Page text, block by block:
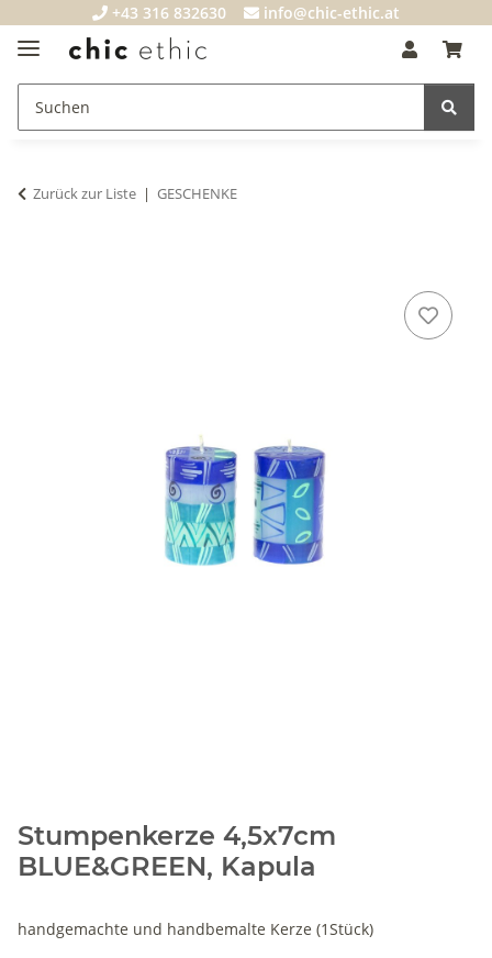
+43 316 832630 info@chic-ethic.at
Zurück zur Liste GESCHENKE
Stumpenkerze 4,5x7cm
BLUE&GREEN, Kapula
handgemachte und handbemalte Kerze (1Stück)